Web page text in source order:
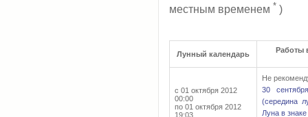
местным временем * )
Лунный календарь Работы
с 01 октября 2012
00:00
по 01 октября 2012
19:03
Не
30
(середина
Луна в